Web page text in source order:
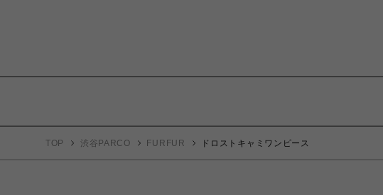
TOP 渋谷PARCO FURFUR ドロストキャミワンピース